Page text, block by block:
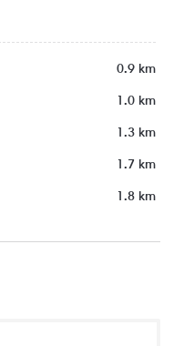
0.9 km
1.0 km
1.3 km
1.7 km
1.8 km